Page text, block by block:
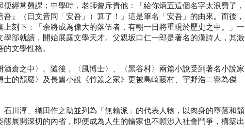
經常翹課；中學時，老師曾斥責他：「給你炳五這個名字太浪費了，
』（日文音同「安吾」）算了！」這是筆名「安吾」的由來。而後，
刻下：「余將成為偉大的落伍者，有朝一日將重現於歷史之中。」一
部就讀，開始展露文學天才。父親坂口仁一郎是著名的漢詩人，其激
文學性格。
倉之中〉。隨後，〈風博士〉、〈黑谷村〉兩篇小說受到著名小說家
的頹廢〉及長篇小說《竹叢之家》更被島崎藤村、宇野浩二譽為傑
川淳、織田作之助並列為「無賴派」的代表人物，以肉身的墮落和頹
展開深切的內省，即便成為人生的輸家也不願涉入社會鬥爭，構築出